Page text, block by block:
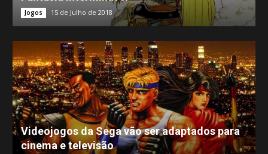
Jogos 15 de Julho de 2018
Videojogos da Sega vão ser adaptados para
cinema e televisão